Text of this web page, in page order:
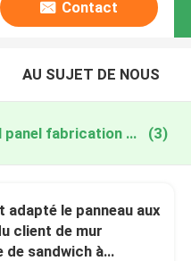
Contact
AU SUJET DE NOUS
rockwool sandwich wall panel fabrication en ligne (3)
adapté le panneau aux
client de mur
de sandwich à